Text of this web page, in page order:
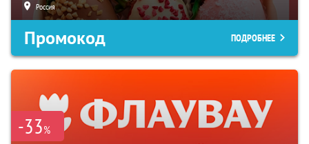
Россия
Промокод ПОДРОБНЕЕ
-33%